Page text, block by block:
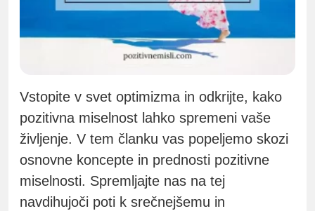
Vstopite v svet optimizma in odkrijte, kako
pozitivna miselnost lahko spremeni vaše
življenje. V tem članku vas popeljemo skozi
osnovne koncepte in prednosti pozitivne
miselnosti. Spremljajte nas na tej
navdihujoči poti k srečnejšemu in